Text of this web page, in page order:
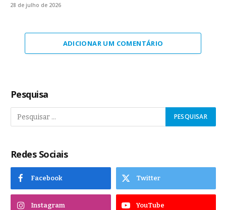
28 de julho de 2026
ADICIONAR UM COMENTÁRIO
Pesquisa
Redes Sociais
Facebook Twitter
Instagram YouTube